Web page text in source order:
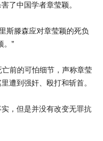
了中国学者章莹颖。
斯滕森应对章莹颖的死负
。”
前的可怕细节，声称章莹
遭到强奸、殴打和斩首。
，但是并没有改变无罪抗